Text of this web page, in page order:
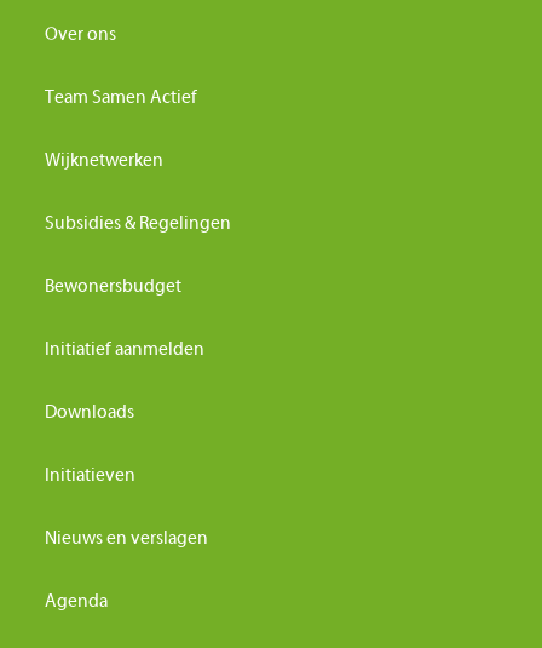
Over ons
Team Samen Actief
Wijknetwerken
Subsidies & Regelingen
Bewonersbudget
Initiatief aanmelden
Downloads
Initiatieven
Nieuws en verslagen
Agenda